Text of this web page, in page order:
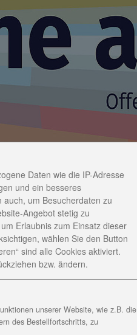
Blankenburg
Daten wie die IP-Adresse
und ein besseres
um Besucherdaten zu
Angebot stetig zu
Erlaubnis zum Einsatz dieser
wählen Sie den Button
sind alle Cookies aktiviert.
bzw. ändern.
unserer Website, wie z.B. die
des Bestellfortschritts, zu